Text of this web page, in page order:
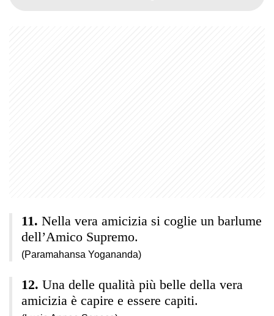
Nella vera amicizia si coglie un barlume
dell’Amico Supremo.
(Paramahansa Yogananda)
Una delle qualità più belle della vera
amicizia è capire e essere capiti.